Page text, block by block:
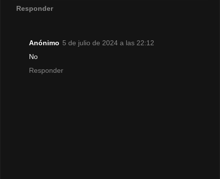
Responder
Anónimo 5 de julio de 2024 a las 22:12
No
Responder